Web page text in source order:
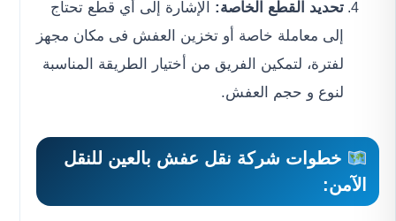
تحديد القطع الخاصة: الإشارة إلى أي قطع تحتاج
إلى معاملة خاصة أو تخزين العفش فى مكان مجهز
لفترة، لتمكين الفريق من أختيار الطريقة المناسبة
لنوع و حجم العفش.
خطوات شركة نقل عفش بالعين للنقل
الآمن: